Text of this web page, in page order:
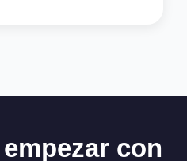
con